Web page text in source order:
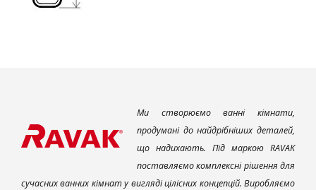
Ми створюємо ванні кімнати,
продумані до найдрібніших деталей,
що надихають. Під маркою RAVAK
поставляємо комплексні рішення для
сучасних ванних кімнат у вигляді цілісних концепцій. Виробляємо